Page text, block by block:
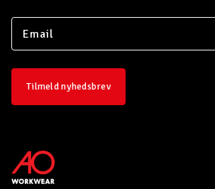
Tilmeld nyhedsbrev